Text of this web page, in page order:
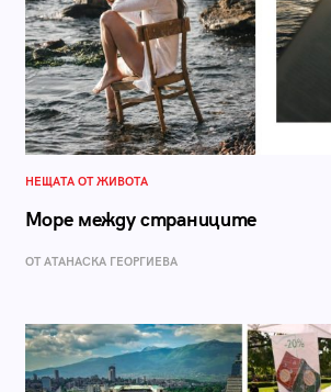
НЕЩАТА ОТ ЖИВОТА
Море между страниците
ОТ АТАНАСКА ГЕОРГИЕВА